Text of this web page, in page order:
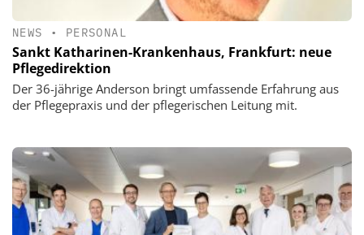
NEWS • PERSONAL
Sankt Katharinen-Krankenhaus, Frankfurt: neue
Pflegedirektion
Der 36-jährige Anderson bringt umfassende Erfahrung aus
der Pflegepraxis und der pflegerischen Leitung mit.